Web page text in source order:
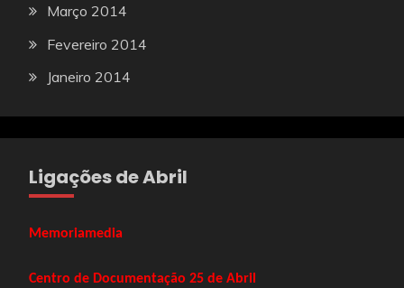
Março 2014
Fevereiro 2014
Janeiro 2014
Ligações de Abril
Memoriamedia
Centro de Documentação 25 de Abril